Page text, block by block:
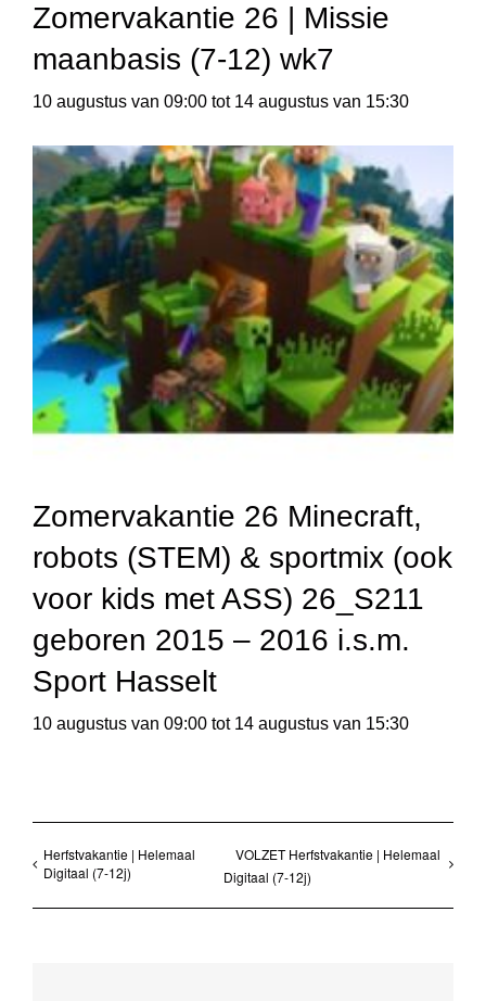
Zomervakantie 26 | Missie
maanbasis (7-12) wk7
10 augustus van 09:00 tot 14 augustus van 15:30
Zomervakantie 26 Minecraft,
robots (STEM) & sportmix (ook
voor kids met ASS) 26_S211
geboren 2015 – 2016 i.s.m.
Sport Hasselt
10 augustus van 09:00 tot 14 augustus van 15:30
Herfstvakantie | Helemaal
Digitaal (7-12j)
VOLZET Herfstvakantie | Helemaal
Digitaal (7-12j)